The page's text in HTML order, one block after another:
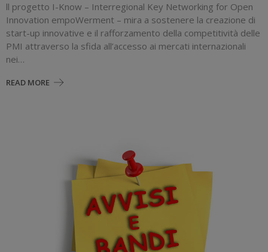
ll progetto I-Know – Interregional Key Networking for Open
Innovation empoWerment – mira a sostenere la creazione di
start-up innovative e il rafforzamento della competitività delle
PMI attraverso la sfida all’accesso ai mercati internazionali
nei…
READ MORE